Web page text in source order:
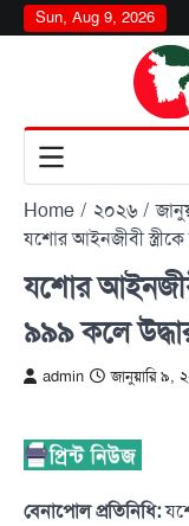
Skip
to
Sun, Aug 9, 2026
Home ২০২৬
যশোর আইনজীবী
যশোর
৯৯৯ কলে
admin জানুয়ারি ৯,
বেনাপোল প্রতিনিধি: